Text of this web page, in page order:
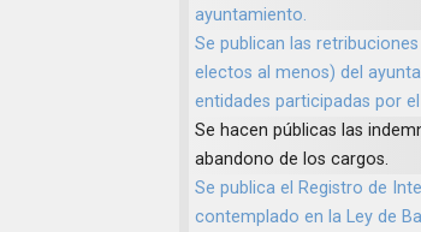
ayuntamiento.
Se publican las
electos al menos) del
entidades participadas por
Se hacen públicas las
abandono de los cargos.
Se publica el Registro de
contemplado en la Ley de